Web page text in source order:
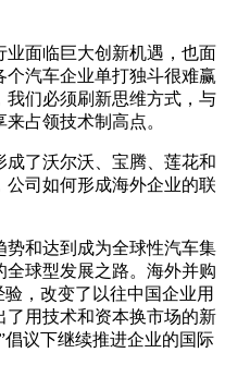
业面临巨大创新机遇，也面
汽车企业单打独斗很难赢
们必须刷新思维方式，与
占领技术制高点。
了沃尔沃、宝腾、莲花和
司如何形成海外企业的联
和达到成为全球性汽车集
全球型发展之路。海外并购
，改变了以往中国企业用
了用技术和资本换市场的新
议下继续推进企业的国际